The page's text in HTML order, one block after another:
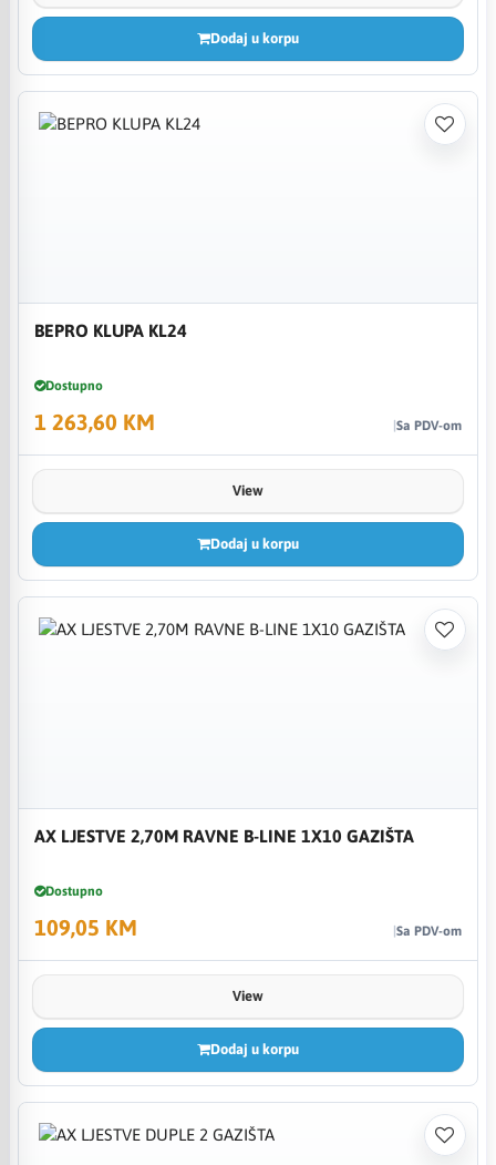
Dodaj u korpu
BEPRO KLUPA KL24
Dostupno
1 263,60 KM Sa PDV-om
View
Dodaj u korpu
AX LJESTVE 2,70M RAVNE B-LINE 1X10 GAZIŠTA
Dostupno
109,05 KM Sa PDV-om
View
Dodaj u korpu